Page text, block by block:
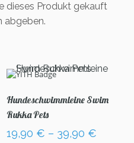
dieses Produkt gekauft
abgeben.
Hundeschwimmleine Swim
Rukka Pets
19,90 € – 39,90 €